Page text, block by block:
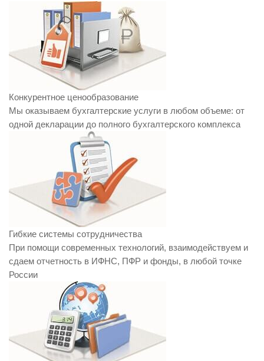
Конкурентное ценообразование
Мы оказываем бухгалтерские услуги в любом объеме: от
одной декларации до полного бухгалтерского комплекса
Гибкие системы сотрудничества
При помощи современных технологий, взаимодействуем и
сдаем отчетность в ИФНС, ПФР и фонды, в любой точке
России